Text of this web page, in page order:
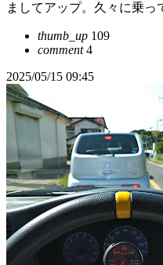
ましてアップ。久々に乗っ
thumb_up 109
comment4
2025/05/15 09:45